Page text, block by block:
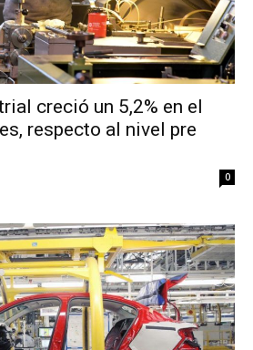
creció un 5,2% en el
respecto al nivel pre
0